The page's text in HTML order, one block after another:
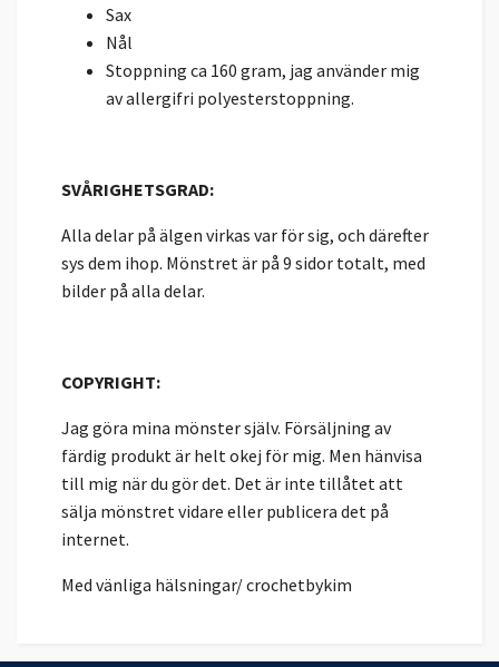
Sax
Nål
Stoppning ca 160 gram, jag använder mig
av allergifri polyesterstoppning.
SVÅRIGHETSGRAD:
Alla delar på älgen virkas var för sig, och därefter
sys dem ihop. Mönstret är på 9 sidor totalt, med
bilder på alla delar.
COPYRIGHT:
Jag göra mina mönster själv. Försäljning av
färdig produkt är helt okej för mig. Men hänvisa
till mig när du gör det. Det är inte tillåtet att
sälja mönstret vidare eller publicera det på
internet.
Med vänliga hälsningar/ crochetbykim